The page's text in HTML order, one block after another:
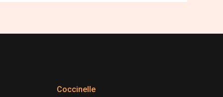
Coccinelle